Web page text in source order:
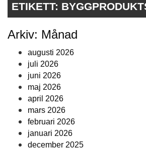
ETIKETT:
Arkiv: Månad
augusti 2026
juli 2026
juni 2026
maj 2026
april 2026
mars 2026
februari 2026
januari 2026
december 2025